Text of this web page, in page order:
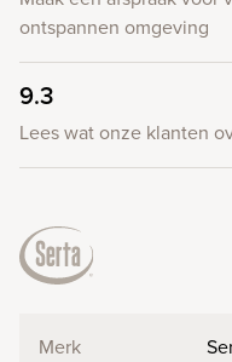
ontspannen omgeving
9.3
Lees wat onze klanten
Merk